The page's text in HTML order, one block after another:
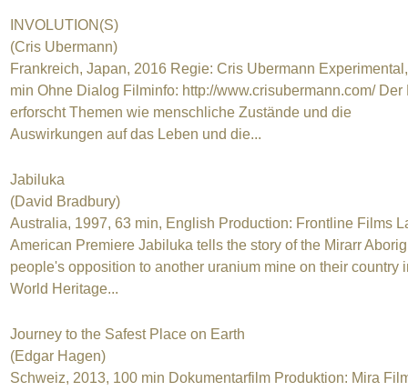
INVOLUTION(S)
(Cris Ubermann)
Frankreich, Japan, 2016 Regie: Cris Ubermann
min Ohne Dialog Filminfo: http://www.crisubermann.com/ Der
erforscht Themen wie menschliche Zustände und die
Auswirkungen auf das Leben und die...
Jabiluka
(David Bradbury)
Australia, 1997, 63 min, English Production: Frontline Films
American Premiere Jabiluka tells the story of the Mirarr
people's opposition to another uranium mine on their country
World Heritage...
Journey to the Safest Place on Earth
(Edgar Hagen)
Schweiz, 2013, 100 min Dokumentarfilm Produktion: Mira